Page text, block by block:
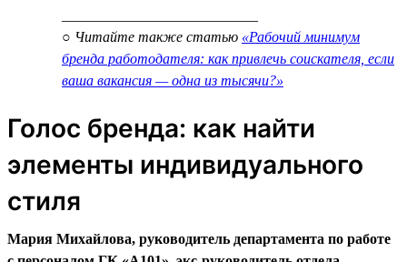
○ Читайте также статью «Рабочий минимум
бренда работодателя: как привлечь соискателя, если
ваша вакансия — одна из тысячи?»
Голос бренда: как найти
элементы индивидуального
стиля
Мария Михайлова, руководитель департамента по работе